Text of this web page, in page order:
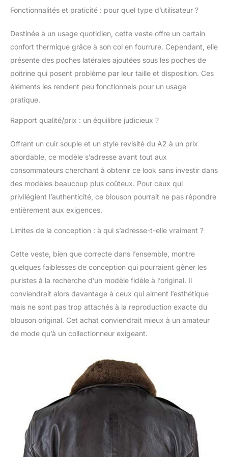
Fonctionnalités et praticité : pour quel type d’utilisateur ?
Destinée à un usage quotidien, cette veste offre un certain
confort thermique grâce à son col en fourrure. Cependant, elle
présente des poches latérales ajoutées sous les poches de
poitrine qui posent problème par leur taille et disposition. Ces
éléments les rendent peu fonctionnels pour un usage
pratique.
Rapport qualité/prix : un équilibre judicieux ?
Offrant un cuir souple et un style revisité du A2 à un prix
abordable, ce modèle s’adresse avant tout aux
consommateurs cherchant à obtenir ce look sans investir dans
des modèles beaucoup plus coûteux. Pour ceux qui
privilégient l’authenticité, ce blouson pourrait ne pas répondre
entièrement aux exigences.
Limites de la conception : à qui s’adresse-t-elle vraiment ?
Cette veste, bien que correcte dans l’ensemble, montre
quelques faiblesses de conception qui pourraient gêner les
puristes à la recherche d’un modèle fidèle à l’original. Il
conviendrait alors davantage à ceux qui aiment l’esthétique
mais ne sont pas trop attachés à la reproduction exacte du
blouson original. Cet achat conviendrait mieux à un amateur
de mode qu’à un collectionneur exigeant.